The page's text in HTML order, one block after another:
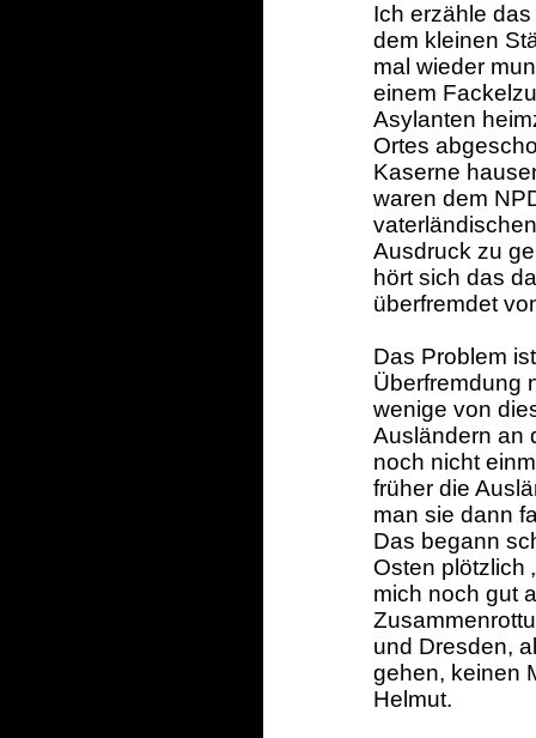
Ich erzähle
dem kleinen
mal wieder
einem
Asylanten
Ortes
Kaserne
waren dem
Ausdruck zu
hört sich das
überfremdet
Das Problem
Überfremdung
wenige von
Ausländern an
noch nicht
früher die
man sie dann
Das begann
Osten plötzlich
mich noch gut
und Dresden,
gehen, keinen
Helmut.